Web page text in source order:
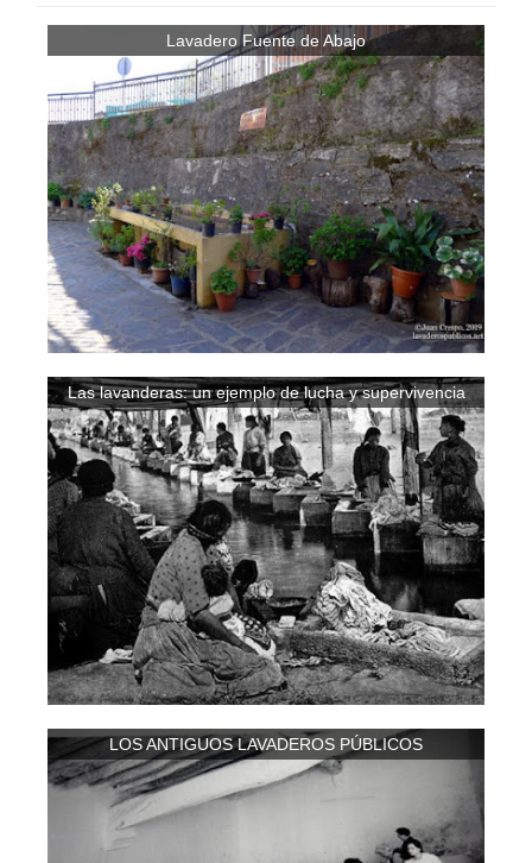
Lavadero Fuente de Abajo
Las lavanderas: un ejemplo de lucha y supervivencia
LOS ANTIGUOS LAVADEROS PÚBLICOS